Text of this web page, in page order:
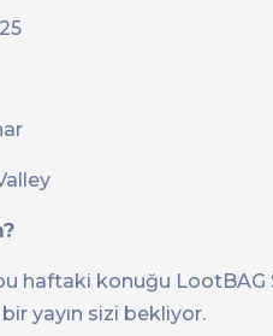
haftaki konuğu
yayın sizi bekliyor.